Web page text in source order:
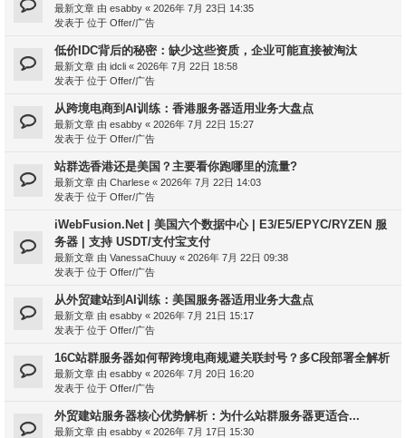
最新文章 由 esabby « 2026年 7月 23日 14:35
发表于 位于 Offer/广告
低价IDC背后的秘密：缺少这些资质，企业可能直接被淘汰
最新文章 由 idcli « 2026年 7月 22日 18:58
发表于 位于 Offer/广告
从跨境电商到AI训练：香港服务器适用业务大盘点
最新文章 由 esabby « 2026年 7月 22日 15:27
发表于 位于 Offer/广告
站群选香港还是美国？主要看你跑哪里的流量?
最新文章 由 Charlese « 2026年 7月 22日 14:03
发表于 位于 Offer/广告
iWebFusion.Net | 美国六个数据中心 | E3/E5/EPYC/RYZEN 服
务器 | 支持 USDT/支付宝支付
最新文章 由 VanessaChuuy « 2026年 7月 22日 09:38
发表于 位于 Offer/广告
从外贸建站到AI训练：美国服务器适用业务大盘点
最新文章 由 esabby « 2026年 7月 21日 15:17
发表于 位于 Offer/广告
16C站群服务器如何帮跨境电商规避关联封号？多C段部署全解析
最新文章 由 esabby « 2026年 7月 20日 16:20
发表于 位于 Offer/广告
外贸建站服务器核心优势解析：为什么站群服务器更适合...
最新文章 由 esabby « 2026年 7月 17日 15:30